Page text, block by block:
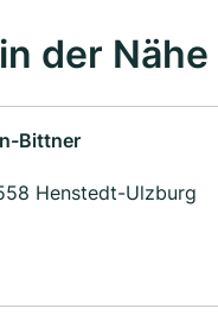
der Nähe
Bittner
Henstedt-Ulzburg